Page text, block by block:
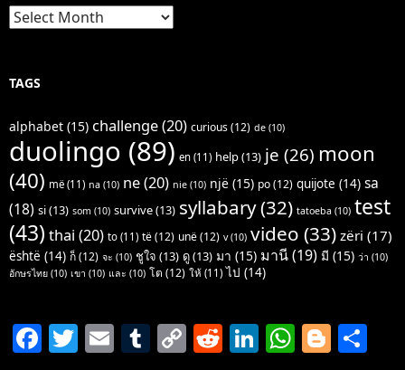
Archives
TAGS
alphabet (15) challenge(20) curious(12) de (10)
duolingo (89) en (11) help(13) je (26) moon
(40) më (11) na (10) ne(20) nie (10) një (15) po(12) quijote (14) sa
(18) si(13) som (10) survive(13) syllabary(32) tatoeba (10) test
(43) thai (20) to (11) të(12) unë(12) v(10) video (33) zëri (17)
është (14) ก็(12) จะ (10) ชูใจ (13) ดู(13) มา (15) มานี(19) มี (15) ว่า (10)
อักษรไทย (10) เขา (10) และ (10) โต (12) ให้ (11) ไป (14)
F T E T C R Li W Bl